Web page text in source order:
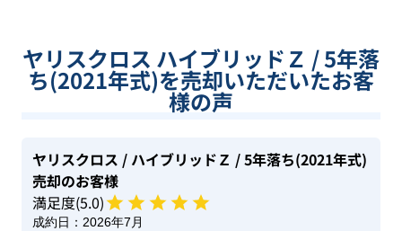
ヤリスクロス ハイブリッドＺ / 5年落
ち(2021年式)を売却いただいたお客
様の声
ヤリスクロス / ハイブリッドＺ / 5年落ち(2021年式)
売却のお客様
満足度(5.0)
成約日： 2026年7月